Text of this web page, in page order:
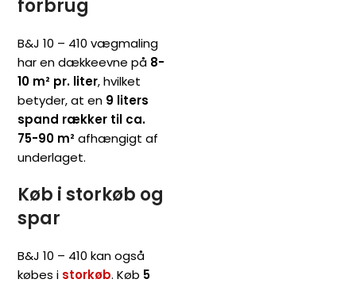
forbrug
B&J 10 – 410 vægmaling
har en dækkeevne på 8-
10 m² pr. liter, hvilket
betyder, at en 9 liters
spand rækker til ca.
75-90 m² afhængigt af
underlaget.
Køb i storkøb og
spar
B&J 10 – 410 kan også
købes i storkøb. Køb 5